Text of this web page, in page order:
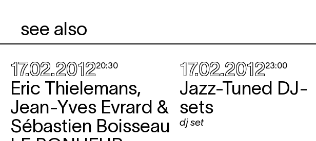
see also
17.02.201220:30
Eric Thielemans,
Jean-Yves Evrard &
Sébastien Boisseau
17.02.201223:00
Jazz-Tuned DJ-
sets
dj set